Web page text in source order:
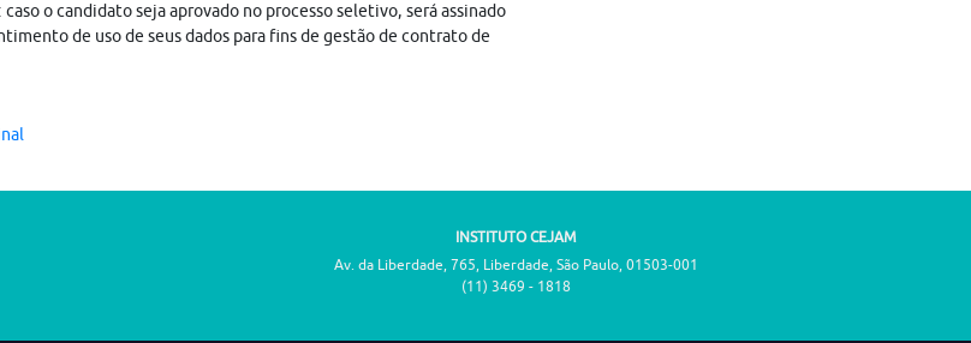
o candidato seja aprovado no processo seletivo, será assinado
de uso de seus dados para fins de gestão de contrato de
INSTITUTO CEJAM
Av. da Liberdade, 765, Liberdade, São Paulo, 01503-001
(11) 3469 - 1818